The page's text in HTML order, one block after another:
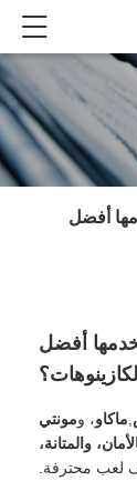
أفضل
أفضل
الكازينوهات؟
ماكاو، ومونتي
والمتانة،
محترفة.